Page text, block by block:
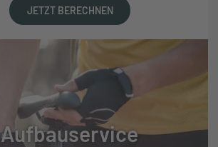
JETZT BERECHNEN
Aufbauservice